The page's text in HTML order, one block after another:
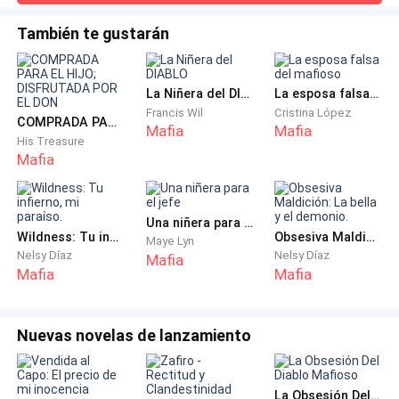
Se acercó. Lentamente. Y no hice nada.
Nada, porque algo en mí se estaba agrietando.
Nada, porque sus ojos oscuros me miraban como si
ya fuera de él.
— ¿Quieres matarme? Adelante. Pero morirás antes
de entender lo que eres. Lo que ardes por convertirte.
Su aliento rozó mi cuello.
Levantó la mano. Deslizó un dedo contra mi mejilla.
aprieta cada vez más.—¿Qué fue eso? —susurro, y mi voz
me suena ajena, quebrada.Él no responde en seguida. Su
mirada escruta la penumbra del salón con una intensidad
que me hiela, como si intentara distinguir una silueta detrás
del cristal, com
También te gustarán
COMPRADA PARA EL HIJO; DISFRUTADA POR EL DON
His Treasure
Mafia
La Niñera del DIABLO
Francis Wil
Mafia
La esposa falsa del mafioso
Cristina López
Mafia
Wildness: Tu infierno, mi paraíso.
Nelsy Díaz
Mafia
Una niñera para el jefe
Maye Lyn
Mafia
Obsesiva Maldición: La bella y el demonio.
Nelsy Díaz
Mafia
Nuevas novelas de lanzamiento
La Obsesión Del Diablo Mafioso